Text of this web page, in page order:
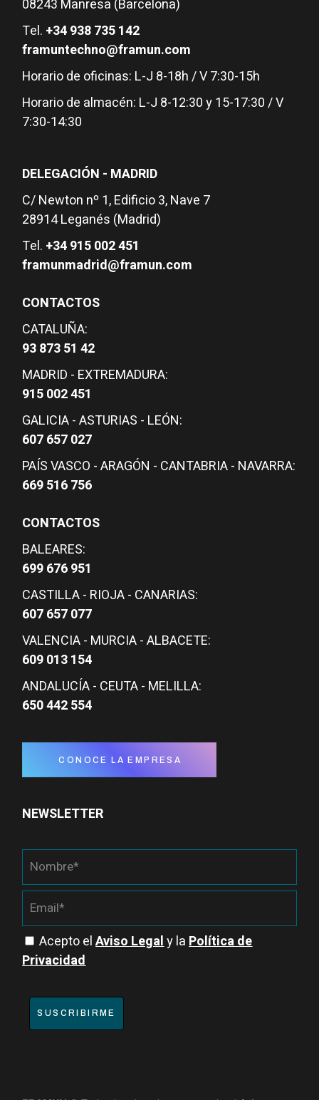
08243 Manresa (Barcelona)
Tel. +34 938 735 142
framuntechno@framun.com
Horario de oficinas: L-J 8-18h / V 7:30-15h
Horario de almacén: L-J 8-12:30 y 15-17:30 / V
7:30-14:30
DELEGACIÓN - MADRID
C/ Newton nº 1, Edificio 3, Nave 7
28914 Leganés (Madrid)
Tel. +34 915 002 451
framunmadrid@framun.com
CONTACTOS
CATALUÑA:
93 873 51 42
MADRID - EXTREMADURA:
915 002 451
GALICIA - ASTURIAS - LEÓN:
607 657 027
PAÍS VASCO - ARAGÓN - CANTABRIA - NAVARRA:
669 516 756
CONTACTOS
BALEARES:
699 676 951
CASTILLA - RIOJA - CANARIAS:
607 657 077
VALENCIA - MURCIA - ALBACETE:
609 013 154
ANDALUCÍA - CEUTA - MELILLA:
650 442 554
CONOCE LA EMPRESA
NEWSLETTER
Acepto elAviso Legaly laPolítica de
Privacidad
SUSCRIBIRME